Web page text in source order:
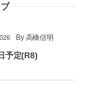
By 高橋信明
予定(R8)